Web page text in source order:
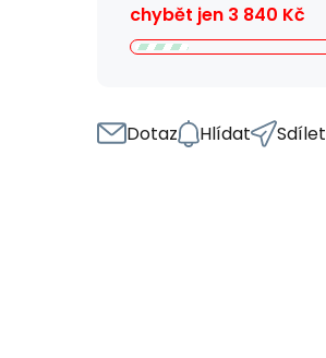
chybět jen 3 840 Kč
Dotaz Hlídat Sdílet